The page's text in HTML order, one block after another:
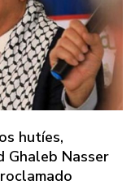
hutíes,
Ghaleb Nasser